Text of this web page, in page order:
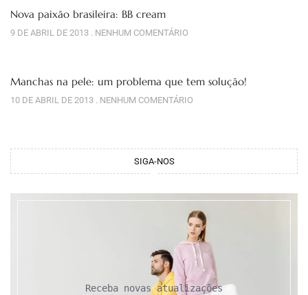
Nova paixão brasileira: BB cream
9 DE ABRIL DE 2013 NENHUM COMENTÁRIO
Manchas na pele: um problema que tem solução!
10 DE ABRIL DE 2013 NENHUM COMENTÁRIO
SIGA-NOS
Receba novas atualizações